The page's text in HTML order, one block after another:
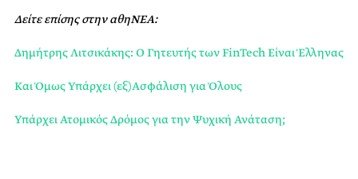
Δείτε επίσης στην αθηΝΕΑ:
Δημήτρης Λιτσικάκης: Ο Γητευτής των FinTech Είναι Έλληνας
Και Όμως Υπάρχει (εξ)Ασφάλιση για Όλους
Υπάρχει Ατομικός Δρόμος για την Ψυχική Ανάταση;